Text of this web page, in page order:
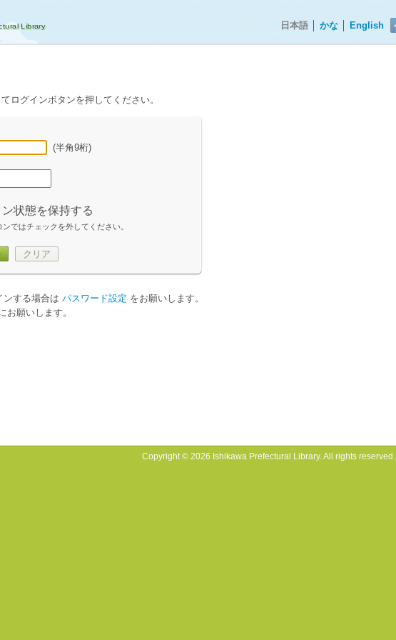
日本語 かな English
ログインボタンを押してください。
(半角9桁)
状態を保持する
ではチェックを外してください。
クリア
ンする場合は パスワード設定 をお願いします。
お願いします。
Copyright © 2026 Ishikawa Prefectural Library. All rights reserved.